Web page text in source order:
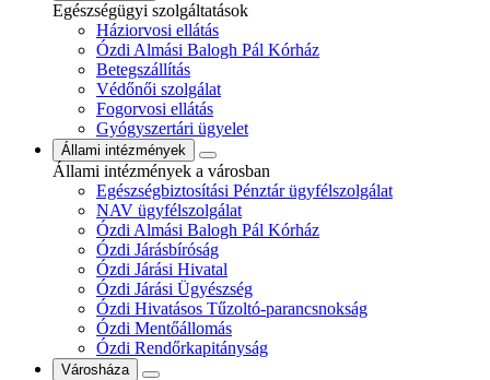
Egészségügyi szolgáltatások
Háziorvosi ellátás
Ózdi Almási Balogh Pál Kórház
Betegszállítás
Védőnői szolgálat
Fogorvosi ellátás
Gyógyszertári ügyelet
Állami intézmények
Állami intézmények a városban
Egészségbiztosítási Pénztár ügyfélszolgálat
NAV ügyfélszolgálat
Ózdi Almási Balogh Pál Kórház
Ózdi Járásbíróság
Ózdi Járási Hivatal
Ózdi Járási Ügyészség
Ózdi Hivatásos Tűzoltó-parancsnokság
Ózdi Mentőállomás
Ózdi Rendőrkapitányság
Városháza